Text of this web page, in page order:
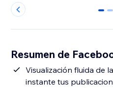
0 1
Resumen de
Visualización fluida de
instante tus